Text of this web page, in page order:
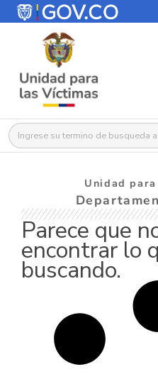
Buscar:
Unidad
Parece que
encontrar lo
buscando.